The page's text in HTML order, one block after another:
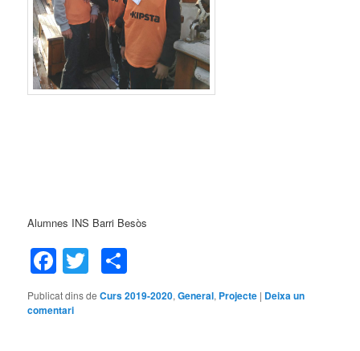
Alumnes INS Barri Besòs
Facebook
Twitter
Publicat dins de Curs 2019-2020,General, Projecte | Deixa un
comentari